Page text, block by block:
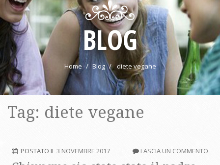
BLOG
Home Blog diete vegane
Tag: diete vegane
POSTATO IL3 NOVEMBRE 2017 LASCIA UN COMMENTO